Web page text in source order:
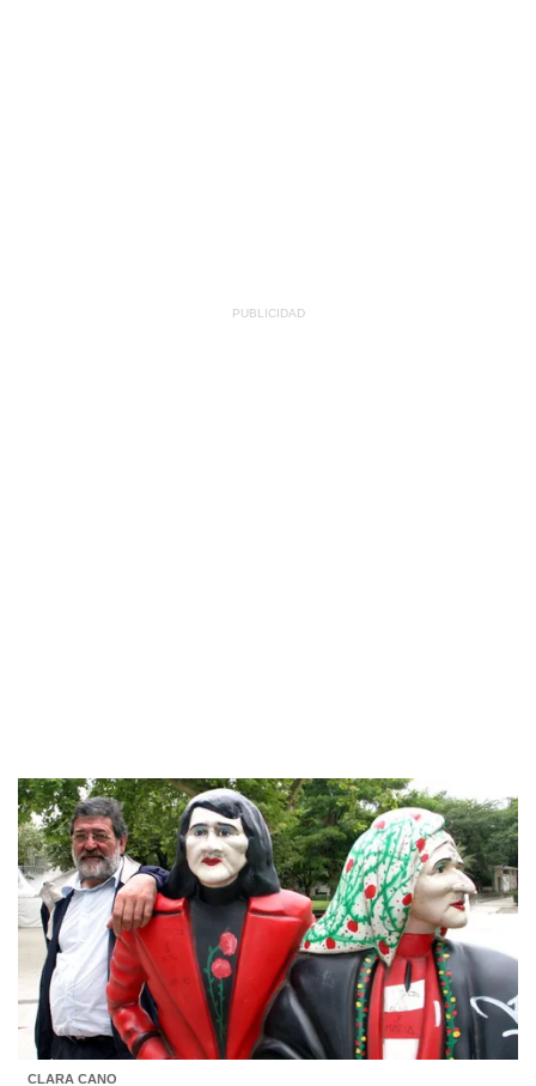
CLARA CANO